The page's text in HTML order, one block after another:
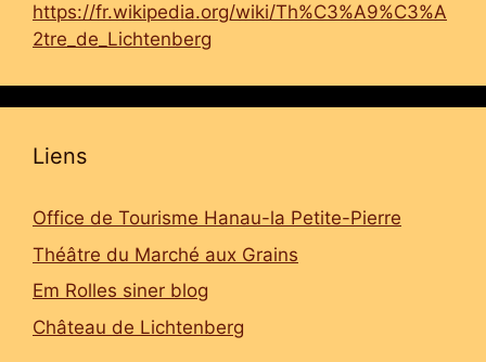
https://fr.wikipedia.org/wiki/Th%C3%A9%C3%A
2tre_de_Lichtenberg
Liens
Office de Tourisme Hanau-la Petite-Pierre
Théâtre du Marché aux Grains
Em Rolles siner blog
Château de Lichtenberg